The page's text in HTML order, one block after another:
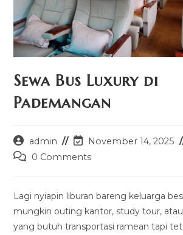
Sewa Bus Luxury di
Pademangan
Post
author:
admin
Post
last
November 14, 2025
Post0 Comments
Lagi nyiapin liburan bareng keluarga
mungkin outing kantor, study tour, atau
yang butuh transportasi ramean tapi